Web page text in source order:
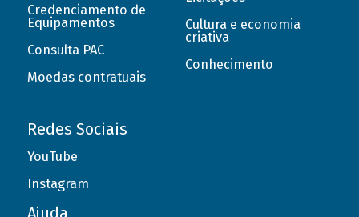
Credenciamento de
Equipamentos
Consulta PAC
Moedas contratuais
Cultura e economia
criativa
Conhecimento
Redes Sociais
YouTube
Instagram
Ajuda